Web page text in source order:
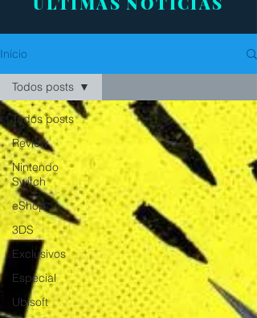
Início
Todos posts
Review
Nintendo
Switch
eShop
3DS
Exclusivos
Especial
Ubisoft
Todos posts